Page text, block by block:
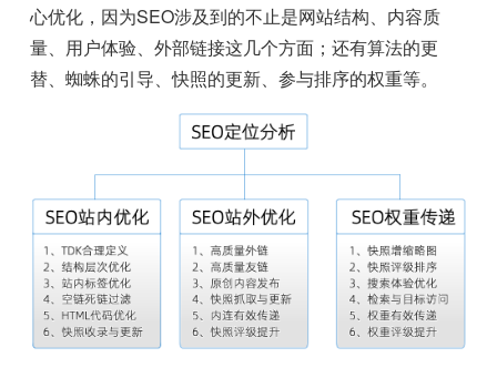
心优化，因为SEO涉及到的不止是网站结构、内容质
量、用户体验、外部链接这几个方面；还有算法的更
替、蜘蛛的引导、快照的更新、参与排序的权重等。